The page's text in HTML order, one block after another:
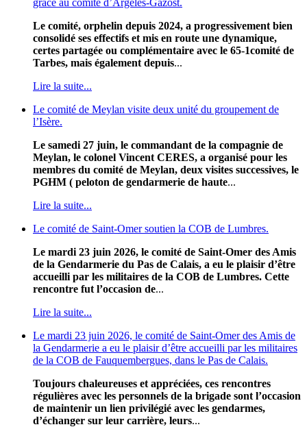
grâce au comité d’Argelès-Gazost.
Le comité, orphelin depuis 2024, a progressivement bien
consolidé ses effectifs et mis en route une dynamique,
certes partagée ou complémentaire avec le 65-1comité de
Tarbes, mais également depuis...
Lire la suite...
Le comité de Meylan visite deux unité du groupement de
l’Isère.
Le samedi 27 juin, le commandant de la compagnie de
Meylan, le colonel Vincent CERES, a organisé pour les
membres du comité de Meylan, deux visites successives, le
PGHM ( peloton de gendarmerie de haute...
Lire la suite...
Le comité de Saint-Omer soutien la COB de Lumbres.
Le mardi 23 juin 2026, le comité de Saint-Omer des Amis
de la Gendarmerie du Pas de Calais, a eu le plaisir d’être
accueilli par les militaires de la COB de Lumbres. Cette
rencontre fut l’occasion de...
Lire la suite...
Le mardi 23 juin 2026, le comité de Saint-Omer des Amis de
la Gendarmerie a eu le plaisir d’être accueilli par les militaires
de la COB de Fauquembergues, dans le Pas de Calais.
Toujours chaleureuses et appréciées, ces rencontres
régulières avec les personnels de la brigade sont l’occasion
de maintenir un lien privilégié avec les gendarmes,
d’échanger sur leur carrière, leurs...